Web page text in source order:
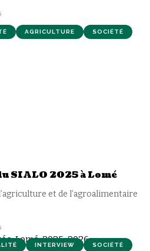
AGRICULTURE SOCIÉTÉ
SIALO 2025 à Lomé
et de l’agroalimentaire
INTERVIEW SOCIÉTÉ